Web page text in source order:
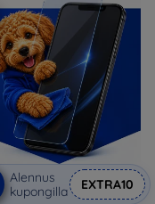
Alennus
kupongilla
EXTRA10